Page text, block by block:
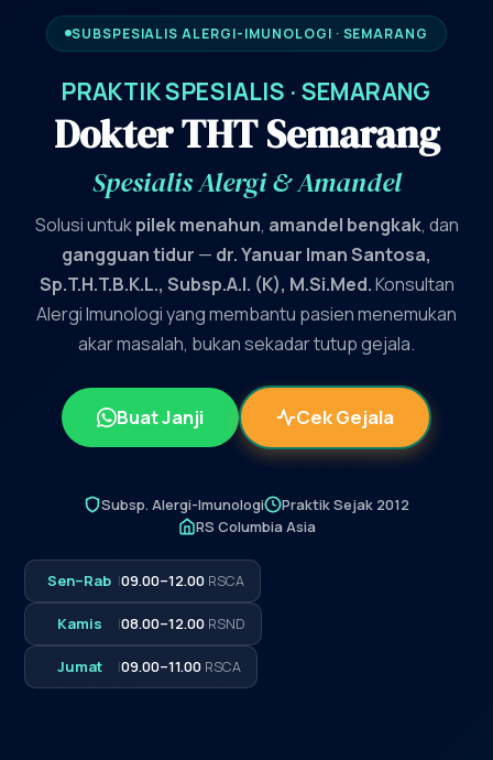
SUBSPESIALIS ALERGI-IMUNOLOGI · SEMARANG
PRAKTIK SPESIALIS · SEMARANG
Dokter THT Semarang
Spesialis Alergi & Amandel
Solusi untukpilek menahun, amandel bengkak, dan
gangguan tidur — dr. Yanuar Iman Santosa,
Sp.T.H.T.B.K.L., Subsp.A.I. (K), M.Si.Med.Konsultan
Alergi Imunologi yang membantu pasien menemukan
akar masalah, bukan sekadar tutup gejala.
Buat Janji Cek Gejala
Subsp. Alergi-Imunologi
Praktik Sejak 2012
RS Columbia Asia
Sen–Rab |09.00–12.00·RSCA
Kamis |08.00–12.00·RSND
Jumat |09.00–11.00·RSCA